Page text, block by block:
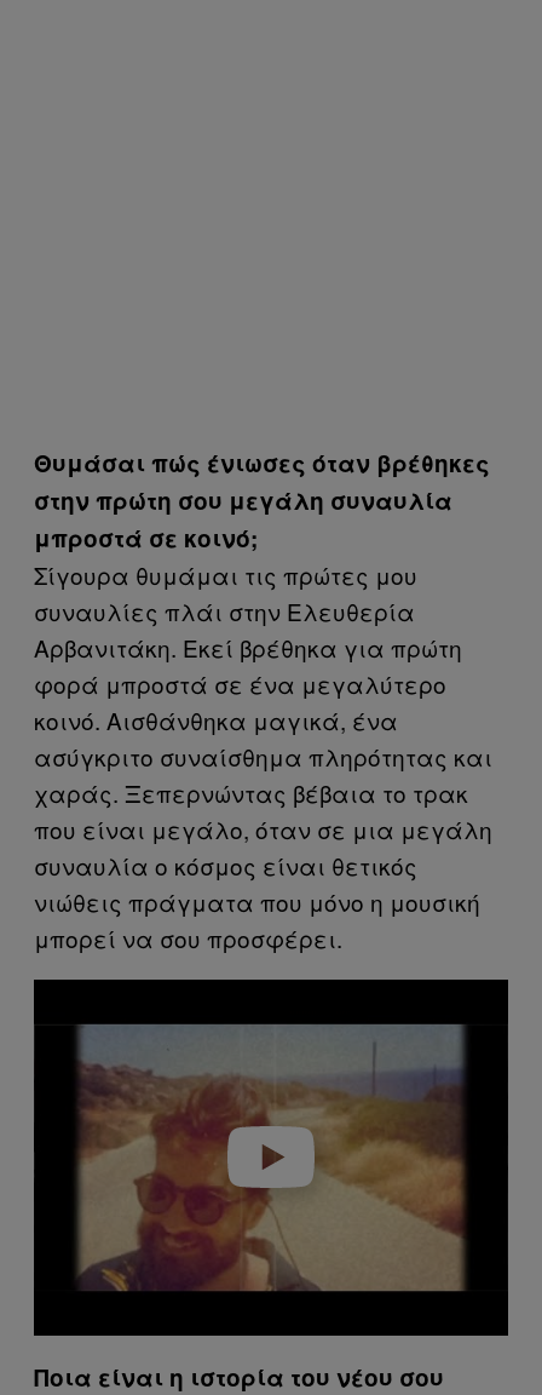
Θυμάσαι πώς ένιωσες όταν βρέθηκες
στην πρώτη σου μεγάλη συναυλία
μπροστά σε κοινό;
Σίγουρα θυμάμαι τις πρώτες μου
συναυλίες πλάι στην Ελευθερία
Αρβανιτάκη. Εκεί βρέθηκα για πρώτη
φορά μπροστά σε ένα μεγαλύτερο
κοινό. Αισθάνθηκα μαγικά, ένα
ασύγκριτο συναίσθημα πληρότητας και
χαράς. Ξεπερνώντας βέβαια το τρακ
που είναι μεγάλο, όταν σε μια μεγάλη
συναυλία ο κόσμος είναι θετικός
νιώθεις πράγματα που μόνο η μουσική
μπορεί να σου προσφέρει.
Play video
Ποια είναι η ιστορία του νέου σου